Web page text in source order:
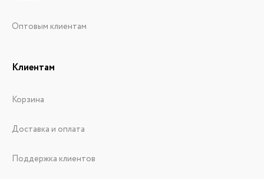
Оптовым клиентам
Клиентам
Корзина
Доставка и оплата
Поддержка клиентов